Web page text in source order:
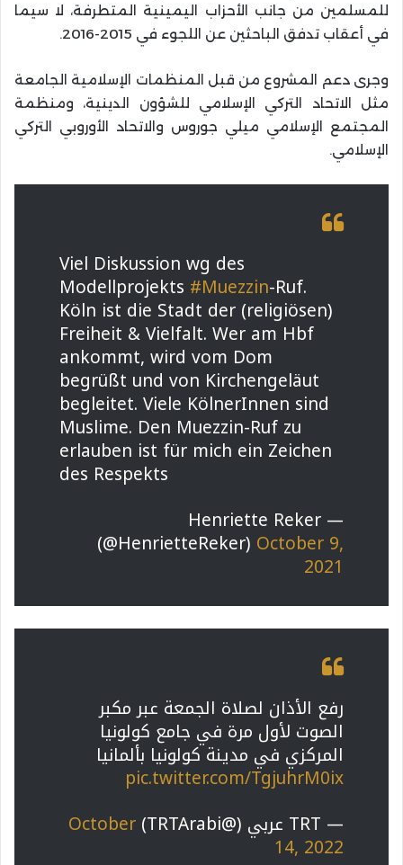
للمسلمين من جانب الأحزاب اليمينية المتطرفة، لا سيما
في أعقاب تدفق الباحثين عن اللجوء في 2015-2016
.
وجرى دعم المشروع من قبل المنظمات الإسلامية الجامعة
مثل الاتحاد التركي الإسلامي للشؤون الدينية، ومنظمة
المجتمع الإسلامي ميلي جوروس والاتحاد الأوروبي التركي
الإسلامي.
Viel Diskussion wg des
Modellprojekts #Muezzin-Ruf.
Köln ist die Stadt der (religiösen)
Freiheit & Vielfalt. Wer am Hbf
ankommt, wird vom Dom
begrüßt und von Kirchengeläut
begleitet. Viele KölnerInnen sind
Muslime. Den Muezzin-Ruf zu
erlauben ist für mich ein Zeichen
des Respekts
— Henriette Reker
(@HenrietteReker) October 9,
2021
رفع الأذان لصلاة الجمعة عبر مكبر
الصوت لأول مرة في جامع كولونيا
المركزي في مدينة كولونيا بألمانيا
pic.twitter.com/TgjuhrM0ix
— TRT عربي (@TRTArabi)
October
14, 2022